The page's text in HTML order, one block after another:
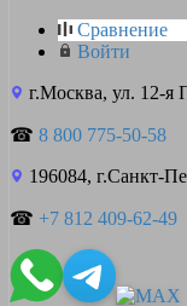
Сравнение
Войти
г.Москва, ул. 12-я
☎ 8 800 775-50-58
196084, г.Санкт-
☎ +7 812 409-62-49